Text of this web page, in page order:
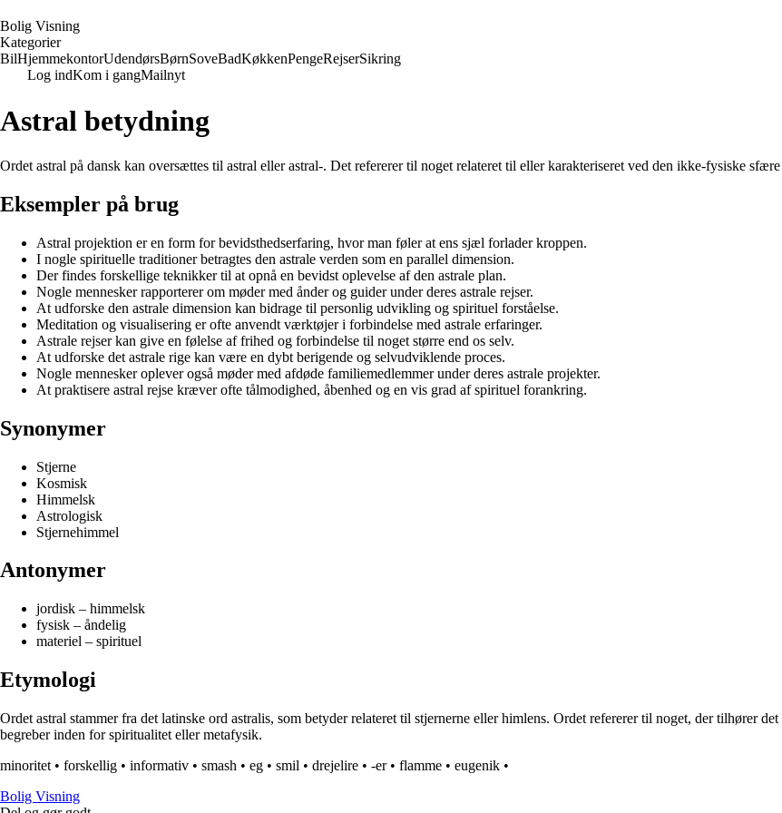
Bolig Visning
Kategorier
BilHjemmekontorUdendørsBørnSoveBadKøkkenPengeRejserSikring
Log indKom i gangMailnyt
Astral betydning
Ordet astral på dansk kan oversættes til astral eller astral-. Det refererer til noget relateret til eller karakteriseret ved den ikke-fysiske
Eksempler på brug
Astral projektion er en form for bevidsthedserfaring, hvor man føler at ens sjæl forlader kroppen.
I nogle spirituelle traditioner betragtes den astrale verden som en parallel dimension.
Der findes forskellige teknikker til at opnå en bevidst oplevelse af den astrale plan.
Nogle mennesker rapporterer om møder med ånder og guider under deres astrale rejser.
At udforske den astrale dimension kan bidrage til personlig udvikling og spirituel forståelse.
Meditation og visualisering er ofte anvendt værktøjer i forbindelse med astrale erfaringer.
Astrale rejser kan give en følelse af frihed og forbindelse til noget større end os selv.
At udforske det astrale rige kan være en dybt berigende og selvudviklende proces.
Nogle mennesker oplever også møder med afdøde familiemedlemmer under deres astrale projekter.
At praktisere astral rejse kræver ofte tålmodighed, åbenhed og en vis grad af spirituel forankring.
Synonymer
Stjerne
Kosmisk
Himmelsk
Astrologisk
Stjernehimmel
Antonymer
jordisk – himmelsk
fysisk – åndelig
materiel – spirituel
Etymologi
Ordet astral stammer fra det latinske ord astralis, som betyder relateret til stjernerne eller himlens. Ordet refererer til noget, der tilhører
begreber inden for spiritualitet eller metafysik.
minoritet • forskellig • informativ • smash • eg • smil • drejelire • -er• flamme • eugenik •
Bolig Visning